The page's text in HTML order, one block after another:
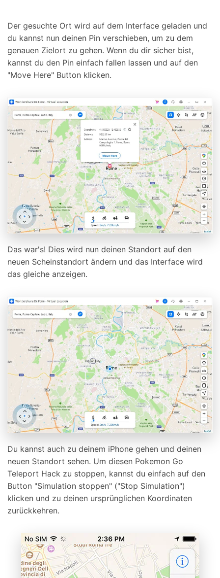
Der gesuchte Ort wird auf dem Interface geladen und
du kannst nun deinen Pin verschieben, um zu dem
genauen Zielort zu gehen. Wenn du dir sicher bist,
kannst du den Pin einfach fallen lassen und auf den
"Move Here" Button klicken.
Das war's! Dies wird nun deinen Standort auf den
neuen Scheinstandort ändern und das Interface wird
das gleiche anzeigen.
Du kannst auch zu deinem iPhone gehen und deinen
neuen Standort sehen. Um diesen Pokemon Go
Teleport Hack zu stoppen, kannst du einfach auf den
Button "Simulation stoppen" ("Stop Simulation")
klicken und zu deinen ursprünglichen Koordinaten
zurückkehren.